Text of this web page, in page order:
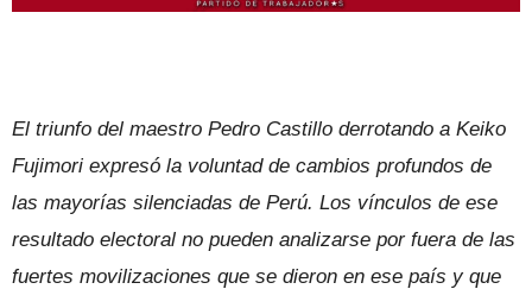
El triunfo del maestro Pedro Castillo derrotando a Keiko
Fujimori expresó la voluntad de cambios profundos de
las mayorías silenciadas de Perú. Los vínculos de ese
resultado electoral no pueden analizarse por fuera de las
fuertes movilizaciones que se dieron en ese país y que